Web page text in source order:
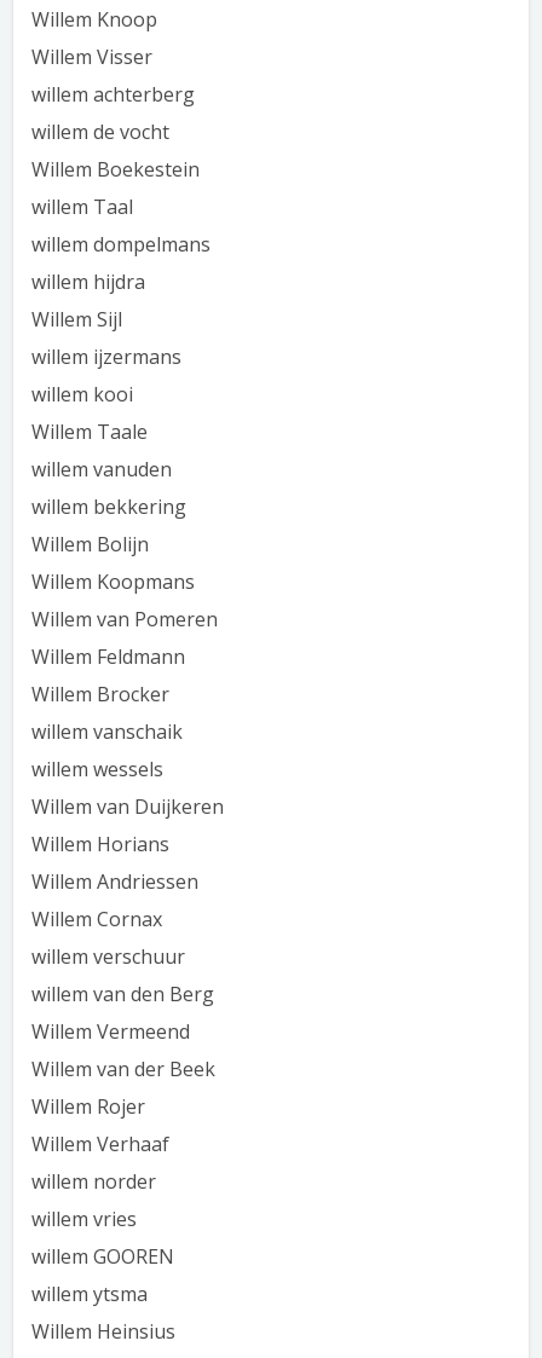
Willem Knoop
Willem Visser
willem achterberg
willem de vocht
Willem Boekestein
willem Taal
willem dompelmans
willem hijdra
Willem Sijl
willem ijzermans
willem kooi
Willem Taale
willem vanuden
willem bekkering
Willem Bolijn
Willem Koopmans
Willem van Pomeren
Willem Feldmann
Willem Brocker
willem vanschaik
willem wessels
Willem van Duijkeren
Willem Horians
Willem Andriessen
Willem Cornax
willem verschuur
willem van den Berg
Willem Vermeend
Willem van der Beek
Willem Rojer
Willem Verhaaf
willem norder
willem vries
willem GOOREN
willem ytsma
Willem Heinsius